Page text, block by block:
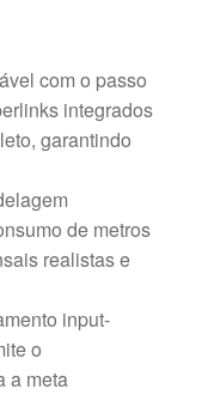
com o passo
integrados
garantindo
de metros
realistas e
input-
o
a meta